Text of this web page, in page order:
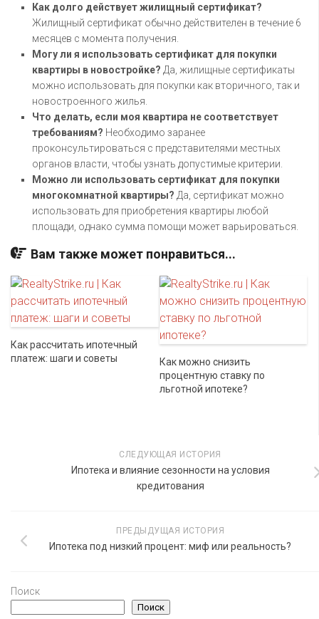
Как долго действует жилищный сертификат?
Жилищный сертификат обычно действителен в течение 6
месяцев с момента получения.
Могу ли я использовать сертификат для покупки
квартиры в новостройке? Да, жилищные сертификаты
можно использовать для покупки как вторичного, так и
новостроенного жилья.
Что делать, если моя квартира не соответствует
требованиям? Необходимо заранее
проконсультироваться с представителями местных
органов власти, чтобы узнать допустимые критерии.
Можно ли использовать сертификат для покупки
многокомнатной квартиры? Да, сертификат можно
использовать для приобретения квартиры любой
площади, однако сумма помощи может варьироваться.
Вам также может понравиться...
Как рассчитать ипотечный
платеж: шаги и советы
Как можно снизить
процентную ставку по
льготной ипотеке?
СЛЕДУЮЩАЯ ИСТОРИЯ
Ипотека и влияние сезонности на условия
кредитования
ПРЕДЫДУЩАЯ ИСТОРИЯ
Ипотека под низкий процент: миф или реальность?
Поиск
Поиск